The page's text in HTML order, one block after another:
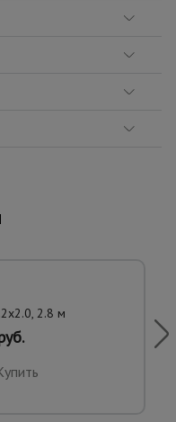
2.8 м